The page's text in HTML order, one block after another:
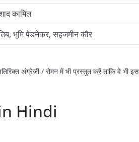
कामिल
भूमि पेडनेकर, सहजमीन कौर
अंग्रेजी / रोमन में भी प्रस्तुत करें ताकि वे भी इस
Hindi